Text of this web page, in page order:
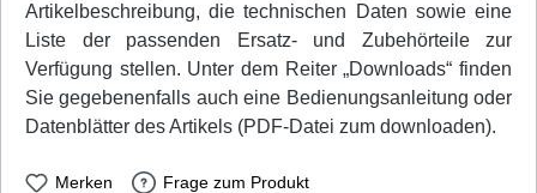
Artikelbeschreibung, die technischen Daten sowie eine
Liste der passenden Ersatz- und Zubehörteile zur
Verfügung stellen. Unter dem Reiter „Downloads“ finden
Sie gegebenenfalls auch eine Bedienungsanleitung oder
Datenblätter des Artikels (PDF-Datei zum downloaden).
Merken Frage zum Produkt